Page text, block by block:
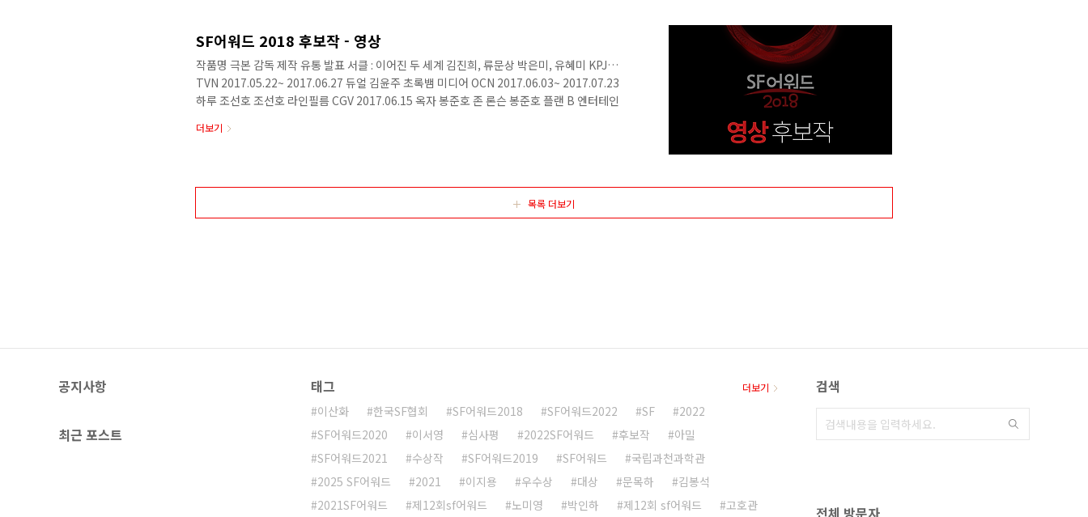
SF어워드 2018 후보작 - 영상
작품명 극본 감독 제작 유통 발표 서클 : 이어진 두 세계 김진희, 류문상 박은미, 유혜미 KPJ
TVN 2017.05.22~ 2017.06.27 듀얼 김윤주 초록뱀 미디어 OCN 2017.06.03~ 2017.07.23
하루 조선호 조선호 라인필름 CGV 2017.06.15 옥자 봉준호 존 론슨 봉준호 플랜 B 엔터테인
이드 정철민 카라멜 이엔티 부천판타스틱 영화제 2018.07.15 종말의 주행자 조현민 조현민 센
더보기
목록 더보기
공지사항
최근 포스트
태그
이산화 한국SF협회 SF어워드2018 SF어워드2022 SF
2022
SF어워드2020
이서영 심사평 2022SF어워드 후보작
아밀
SF어워드2021
수상작 SF어워드2019 SF어워드
국립과천과학관
2025 SF어워드
2021 이지용 우수상 대상 문목하
김봉석
2021SF어워드
제12회sf어워드 노미영 박인하 제12회 sf어워드 고호관
더보기 검색
전체 방문자